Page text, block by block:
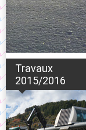
Travaux
2015/2016